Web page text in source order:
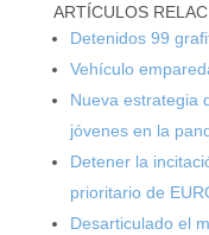
ARTÍCULOS
Detenidos 99
Vehículo
Nueva estrategia
jóvenes en la
Detener la
prioritario de
Desarticulado el